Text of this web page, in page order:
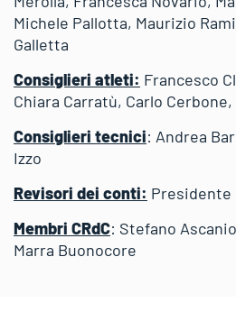
Michele Pallotta, Maurizio
Galletta
Consiglieri atleti: Francesco
Chiara Carratù, Carlo
Consiglieri tecnici: Andrea
Izzo
Revisori dei conti: Presidente
Membri CRdC: Stefano
Marra Buonocore